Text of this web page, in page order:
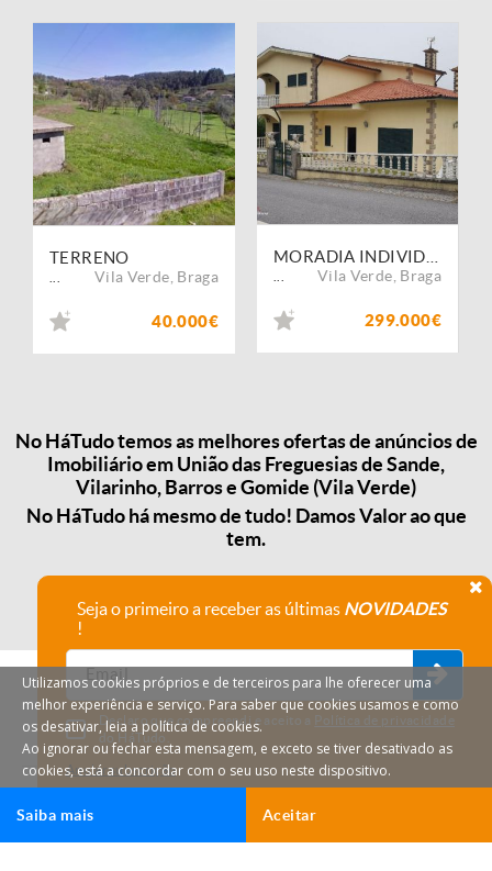
TERRENO
Vila Verde Braga
40.000€
Vila Verde Braga
299.000€
No HáTudo temos as melhores ofertas de anúncios de
Imobiliário em União das Freguesias de Sande,
Vilarinho, Barros e Gomide (Vila Verde)
No HáTudo há mesmo de tudo! Damos Valor ao que
tem.
Seja o primeiro a receber as últimas NOVIDADES
!
Declaro que compreendi e aceito a Política de privacidade
do HáTudo.
Anular subscrição
Utilizamos cookies próprios e de terceiros para lhe oferecer uma
melhor experiência e serviço. Para saber que cookies usamos e como
os desativar, leia a política de cookies.
Ao ignorar ou fechar esta mensagem, e exceto se tiver desativado as
cookies, está a concordar com o seu uso neste dispositivo.
Aceitar
Saiba mais